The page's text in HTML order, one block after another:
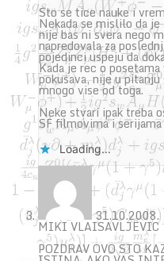
Sto se tice nauke i
Nekada se mislilo da je
nije bas ni svera nego
napredovala za
pojedinci uspeju da
Kada je rec o
pokusava, nije u
mnogo vise od toga.
Neke stvari ipak treba
SF filmovima i
Loading...
31.10.2008.
MIKI VLAISAVLJEVIC
POZDRAV OVO STO